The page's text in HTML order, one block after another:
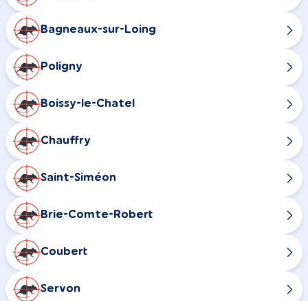
Bagneaux-sur-Loing
Poligny
Boissy-le-Chatel
Chauffry
Saint-Siméon
Brie-Comte-Robert
Coubert
Servon